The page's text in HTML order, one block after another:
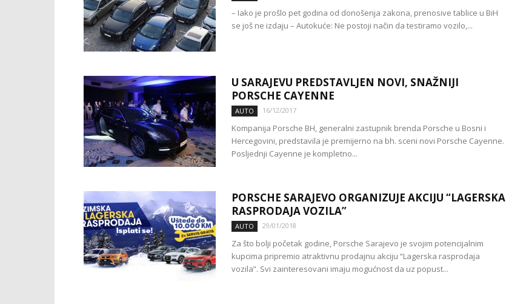
– Iako je prošlo pet godina od donošenja zakona, prenosive tablice u BiH
se još ne izdaju – Autokuće: Ne postoji način da testiramo vozilo,...
U SARAJEVU PREDSTAVLJEN NOVI, SNAŽNIJI
PORSCHE CAYENNE
AUTO 16/12/2017
Kompanija Porsche BH, generalni zastupnik brenda Porsche u Bosni i
Hercegovini, predstavila je premijerno na bh. sceni novi Porsche Cayenne.
Posljednji Cayenne je kompletno...
PORSCHE SARAJEVO ORGANIZUJE AKCIJU “LAGERSKA
RASPRODAJA VOZILA”
AUTO 29/01/2018
Za što bolji početak godine, Porsche Sarajevo je svojim potencijalnim
kupcima pripremio atraktivnu prodajnu akciju “Lagerska rasprodaja
vozila”. Svi zainteresovani imaju mogućnost da uz popust...